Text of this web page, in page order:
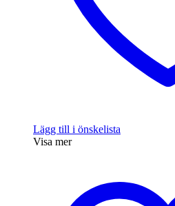
Lägg till i önskelista
Visa mer